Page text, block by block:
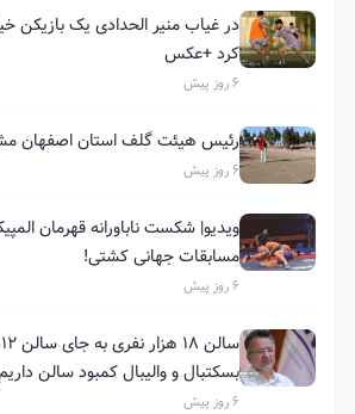
در غیاب منیر الحدادی یک بازیکن
کرد +عکس
6 روز پیش
رئیس هیئت گلف استان
6 روز پیش
ویدیو| شکست ناباورانه قهرمان
مسابقات جهانی کشتی!
6 روز پیش
بسکتبال و والیبال کمبود سالن
6 روز پیش